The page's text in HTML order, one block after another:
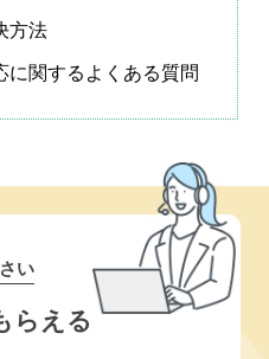
方法
に関するよくある質問
い
らえる